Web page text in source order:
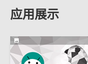
应用展示